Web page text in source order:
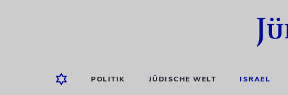
POLITIK JÜDISCHE WELT ISRAEL